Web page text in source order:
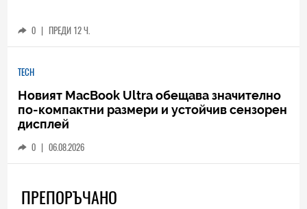
0 | ПРЕДИ 12 Ч.
TECH
Новият MacBook Ultra обещава значително
по-компактни размери и устойчив сензорен
дисплей
0 | 06.08.2026
ПРЕПОРЪЧАНО